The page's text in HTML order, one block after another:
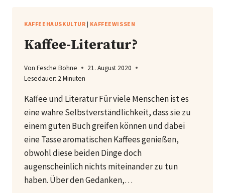
KAFFEEHAUSKULTUR | KAFFEEWISSEN
Kaffee-Literatur?
Von Fesche Bohne
21. August 2020
Lesedauer: 2Minuten
Kaffee und Literatur Für viele Menschen ist es
eine wahre Selbstverständlichkeit, dass sie zu
einem guten Buch greifen können und dabei
eine Tasse aromatischen Kaffees genießen,
obwohl diese beiden Dinge doch
augenscheinlich nichts miteinander zu tun
haben. Über den Gedanken,…